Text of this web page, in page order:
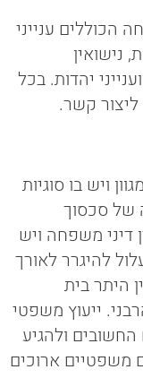
הכוללים ענייני
נישואין
יהדות. בכל
קשר.
ויש בו סוגיות
של סכסוך
דיני משפחה ויש
להיגרר לאורך
היתר בית
ייעוץ משפטי
ולהגיע
משפטיים ארוכים